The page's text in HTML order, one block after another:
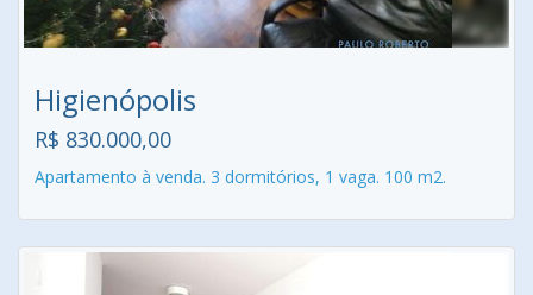
Higienópolis
R$ 830.000,00
Apartamento à venda. 3 dormitórios, 1 vaga. 100 m2.